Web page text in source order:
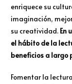
enriquece su
imaginación,
su creatividad. En
el hábito de la
beneficios a largo
Fomentar la